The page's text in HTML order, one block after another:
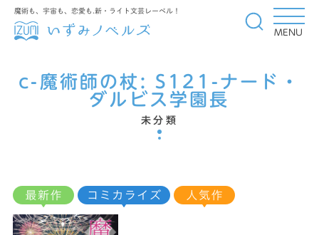
MENU
魔術も、宇宙も、恋愛も.新・ライト文芸レーベル！
c-魔術師の杖: S121-ナード・
ダルビス学園長
未分類